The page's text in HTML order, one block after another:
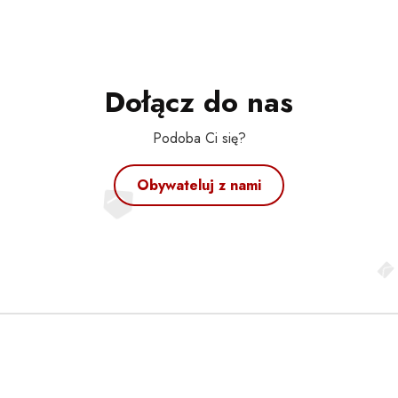
Dołącz do nas
Podoba Ci się?
Obywateluj z nami